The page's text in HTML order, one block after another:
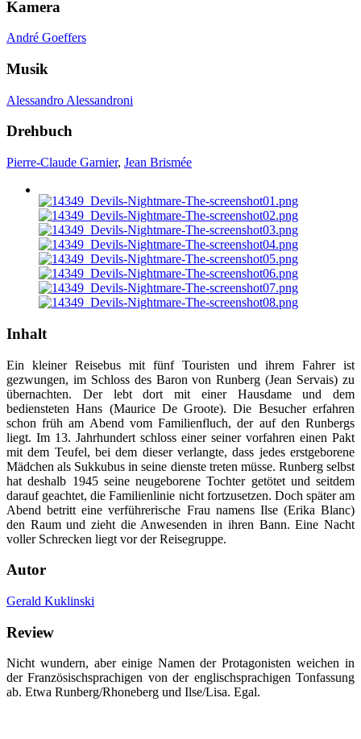
Kamera
André Goeffers
Musik
Alessandro Alessandroni
Drehbuch
Pierre-Claude Garnier, Jean Brismée
Inhalt
Ein kleiner Reisebus mit fünf Touristen und ihrem Fahrer ist
gezwungen, im Schloss des Baron von Runberg (Jean Servais) zu
übernachten. Der lebt dort mit einer Hausdame und dem
bediensteten Hans (Maurice De Groote). Die Besucher erfahren
schon früh am Abend vom Familienfluch, der auf den Runbergs
liegt. Im 13. Jahrhundert schloss einer seiner vorfahren einen Pakt
mit dem Teufel, bei dem dieser verlangte, dass jedes erstgeborene
Mädchen als Sukkubus in seine dienste treten müsse. Runberg selbst
hat deshalb 1945 seine neugeborene Tochter getötet und seitdem
darauf geachtet, die Familienlinie nicht fortzusetzen. Doch später am
Abend betritt eine verführerische Frau namens Ilse (Erika Blanc)
den Raum und zieht die Anwesenden in ihren Bann. Eine Nacht
voller Schrecken liegt vor der Reisegruppe.
Autor
Gerald Kuklinski
Review
Nicht wundern, aber einige Namen der Protagonisten weichen in
der Französischsprachigen von der englischsprachigen Tonfassung
ab. Etwa Runberg/Rhoneberg und Ilse/Lisa. Egal.